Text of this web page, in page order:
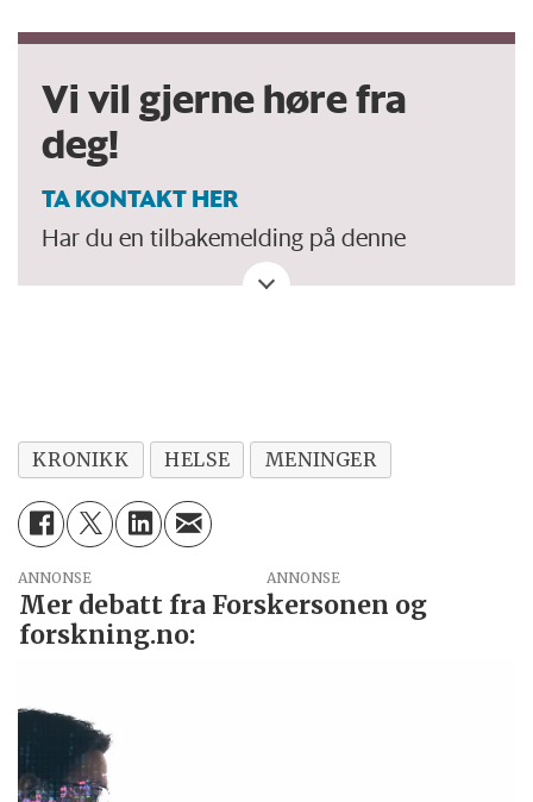
Vi vil gjerne høre fra
deg!
TA KONTAKT HER
Har du en tilbakemelding på denne
kronikken. Eller spørsmål, ros eller kritikk
KRONIKK HELSE MENINGER
ANNONSE
Mer debatt fra Forskersonen og
forskning.no: